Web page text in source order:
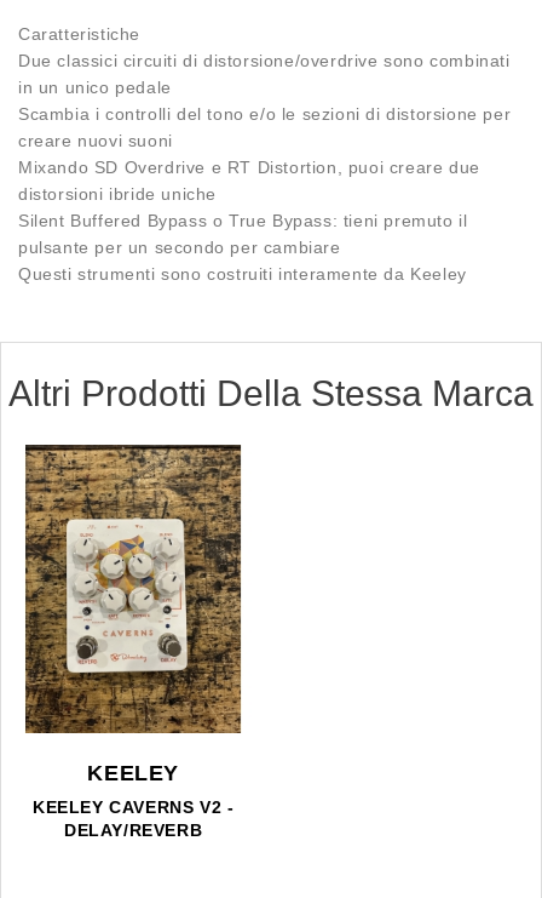
Caratteristiche
Due classici circuiti di distorsione/overdrive sono combinati
in un unico pedale
Scambia i controlli del tono e/o le sezioni di distorsione per
creare nuovi suoni
Mixando SD Overdrive e RT Distortion, puoi creare due
distorsioni ibride uniche
Silent Buffered Bypass o True Bypass: tieni premuto il
pulsante per un secondo per cambiare
Questi strumenti sono costruiti interamente da Keeley
Altri Prodotti Della Stessa Marca
KEELEY
KEELEY CAVERNS V2 -
DELAY/REVERB